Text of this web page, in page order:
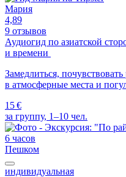
Мария
4,89
9 отзывов
Аудиогид по азиатской
и времени
Замедлиться,
в атмосферные места и
15 €
за группу, 1–10 чел.
6 часов
Пешком
индивидуальная